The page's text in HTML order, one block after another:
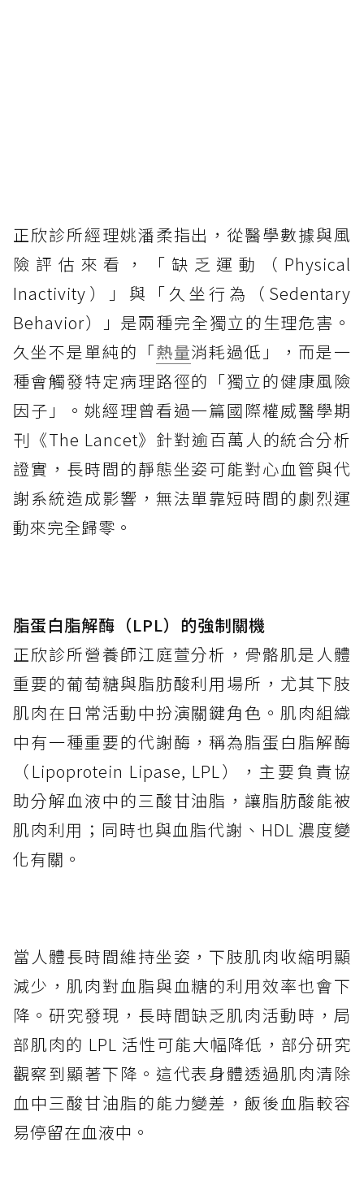
正欣診所經理姚潘柔指出，從醫學數據與風
險評估來看，「缺乏運動（Physical
Inactivity）」與「久坐行為（Sedentary
Behavior）」是兩種完全獨立的生理危害。
久坐不是單純的「熱量消耗過低」，而是一
種會觸發特定病理路徑的「獨立的健康風險
因子」。姚經理曾看過一篇國際權威醫學期
刊《The Lancet》針對逾百萬人的統合分析
證實，長時間的靜態坐姿可能對心血管與代
謝系統造成影響，無法單靠短時間的劇烈運
動來完全歸零。
脂蛋白脂解酶（LPL）的強制關機
正欣診所營養師江庭萱分析，骨骼肌是人體
重要的葡萄糖與脂肪酸利用場所，尤其下肢
肌肉在日常活動中扮演關鍵角色。肌肉組織
中有一種重要的代謝酶，稱為脂蛋白脂解酶
（Lipoprotein Lipase, LPL），主要負責協
助分解血液中的三酸甘油脂，讓脂肪酸能被
肌肉利用；同時也與血脂代謝、HDL 濃度變
化有關。
當人體長時間維持坐姿，下肢肌肉收縮明顯
減少，肌肉對血脂與血糖的利用效率也會下
降。研究發現，長時間缺乏肌肉活動時，局
部肌肉的 LPL 活性可能大幅降低，部分研究
觀察到顯著下降。這代表身體透過肌肉清除
血中三酸甘油脂的能力變差，飯後血脂較容
易停留在血液中。